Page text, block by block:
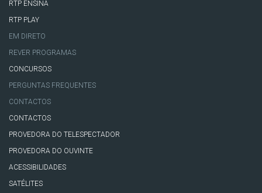
RTP ENSINA
RTP PLAY
EM DIRETO
REVER PROGRAMAS
CONCURSOS
PERGUNTAS FREQUENTES
CONTACTOS
CONTACTOS
PROVEDORA DO TELESPECTADOR
PROVEDORA DO OUVINTE
ACESSIBILIDADES
SATÉLITES